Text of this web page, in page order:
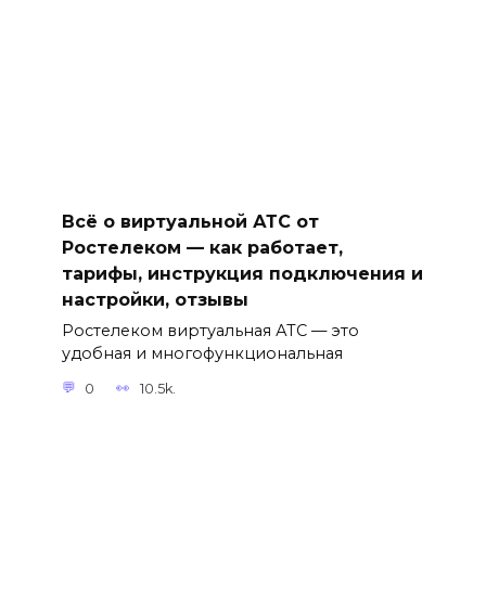
Всё о виртуальной АТС от
Ростелеком — как работает,
тарифы, инструкция подключения и
настройки, отзывы
Ростелеком виртуальная АТС — это
удобная и многофункциональная
0 10.5k.